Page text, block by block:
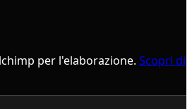
per l'elaborazione. Scopri di